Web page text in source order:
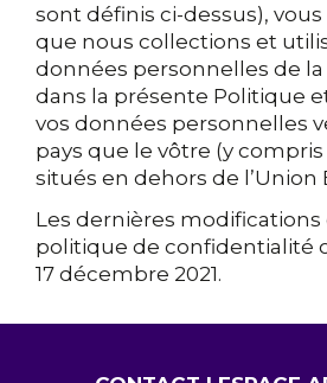
sont définis ci-dessus),
que nous collections et
données personnelles de
dans la présente Politique
vos données personnelles
pays que le vôtre (y compris
situés en dehors de l’Union
Les dernières
politique de confidentialité
17 décembre 2021.